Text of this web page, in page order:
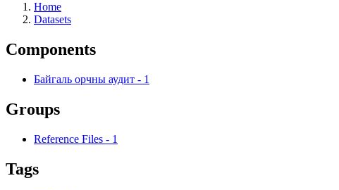
Home
Datasets
Components
Байгаль орчны аудит - 1
Groups
Reference Files - 1
Tags